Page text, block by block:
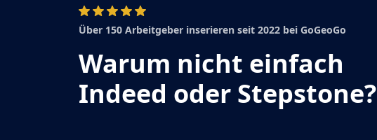
Über 150 Arbeitgeber inserieren seit 2022 bei GoGeoGo
Warum nicht einfach
Indeed oder Stepstone?